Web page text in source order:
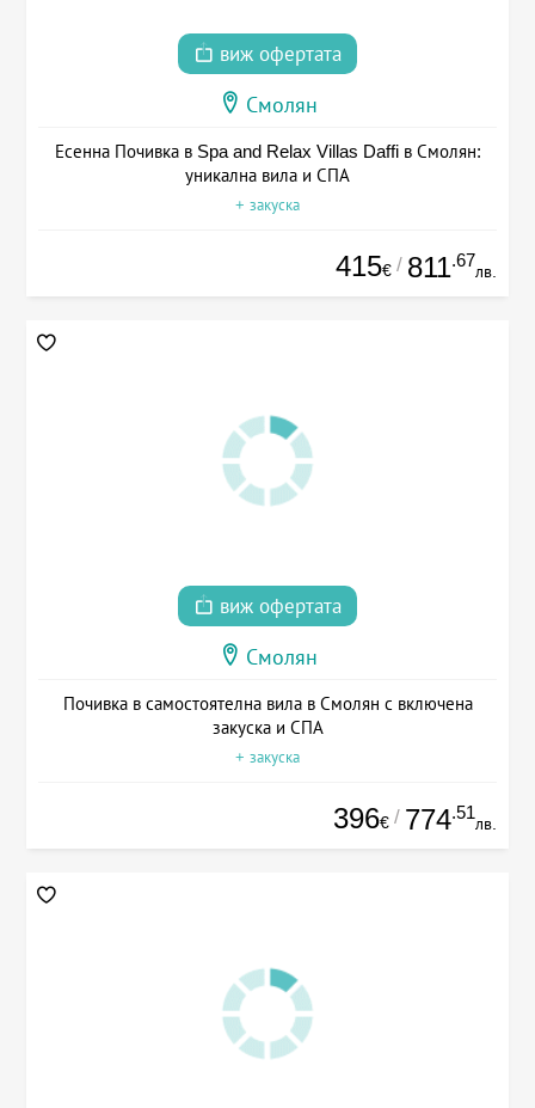
виж офертата
Смолян
Есенна Почивка в Spa and Relax Villas Daffi в Смолян:
уникална вила и СПА
+ закуска
415€ / 811.67
лв.
виж офертата
Смолян
Почивка в самостоятелна вила в Смолян с включена
закуска и СПА
+ закуска
396€ / 774.51
лв.